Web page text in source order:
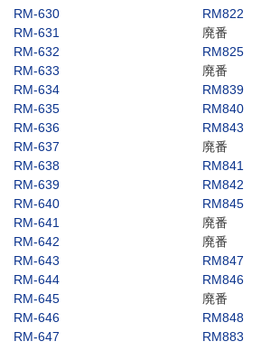
RM-630
RM822
RM-631
廃番
RM-632
RM825
RM-633
廃番
RM-634
RM839
RM-635
RM840
RM-636
RM843
RM-637
廃番
RM-638
RM841
RM-639
RM842
RM-640
RM845
RM-641
廃番
RM-642
廃番
RM-643
RM847
RM-644
RM846
RM-645
廃番
RM-646
RM848
RM-647
RM883